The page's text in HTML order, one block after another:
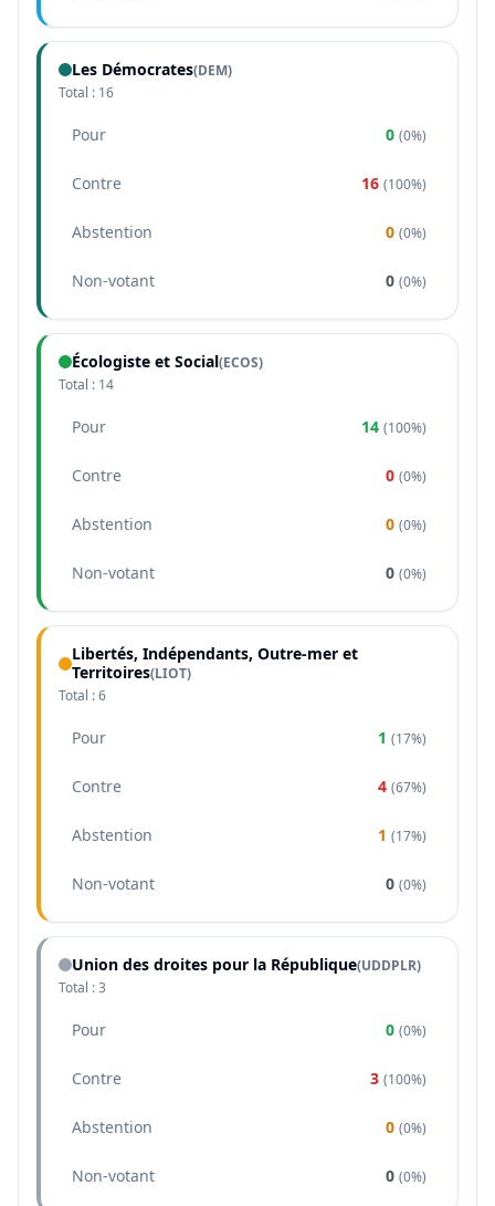
Les Démocrates(DEM)
Total : 16
Pour 0 (0%)
Contre 16 (100%)
Abstention 0 (0%)
Non-votant 0 (0%)
Écologiste et Social(ECOS)
Total : 14
Pour 14 (100%)
Contre 0 (0%)
Abstention 0 (0%)
Non-votant 0 (0%)
Libertés, Indépendants, Outre-mer et
Territoires(LIOT)
Total :6
Pour 1 (17%)
Contre 4 (67%)
Abstention 1 (17%)
Non-votant 0 (0%)
Union des droites pour la République(UDDPLR)
Total :3
Pour 0 (0%)
Contre 3 (100%)
Abstention 0 (0%)
Non-votant 0 (0%)